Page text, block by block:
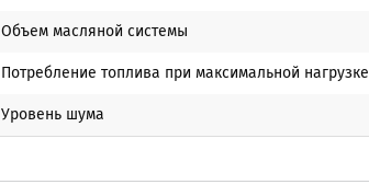
Объем масляной системы
Потребление топлива при максимальной нагрузке
Уровень шума